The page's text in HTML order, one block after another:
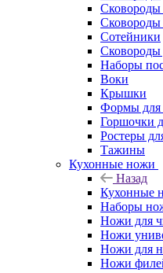
Сковороды
Сотейники
Наборы
Воки
Крышки
Формы для
Горшочки
Ростеры
Тажины
Кухонные ножи
Назад
Кухонные
Наборы
Ножи для
Ножи
Ножи для
Ножи